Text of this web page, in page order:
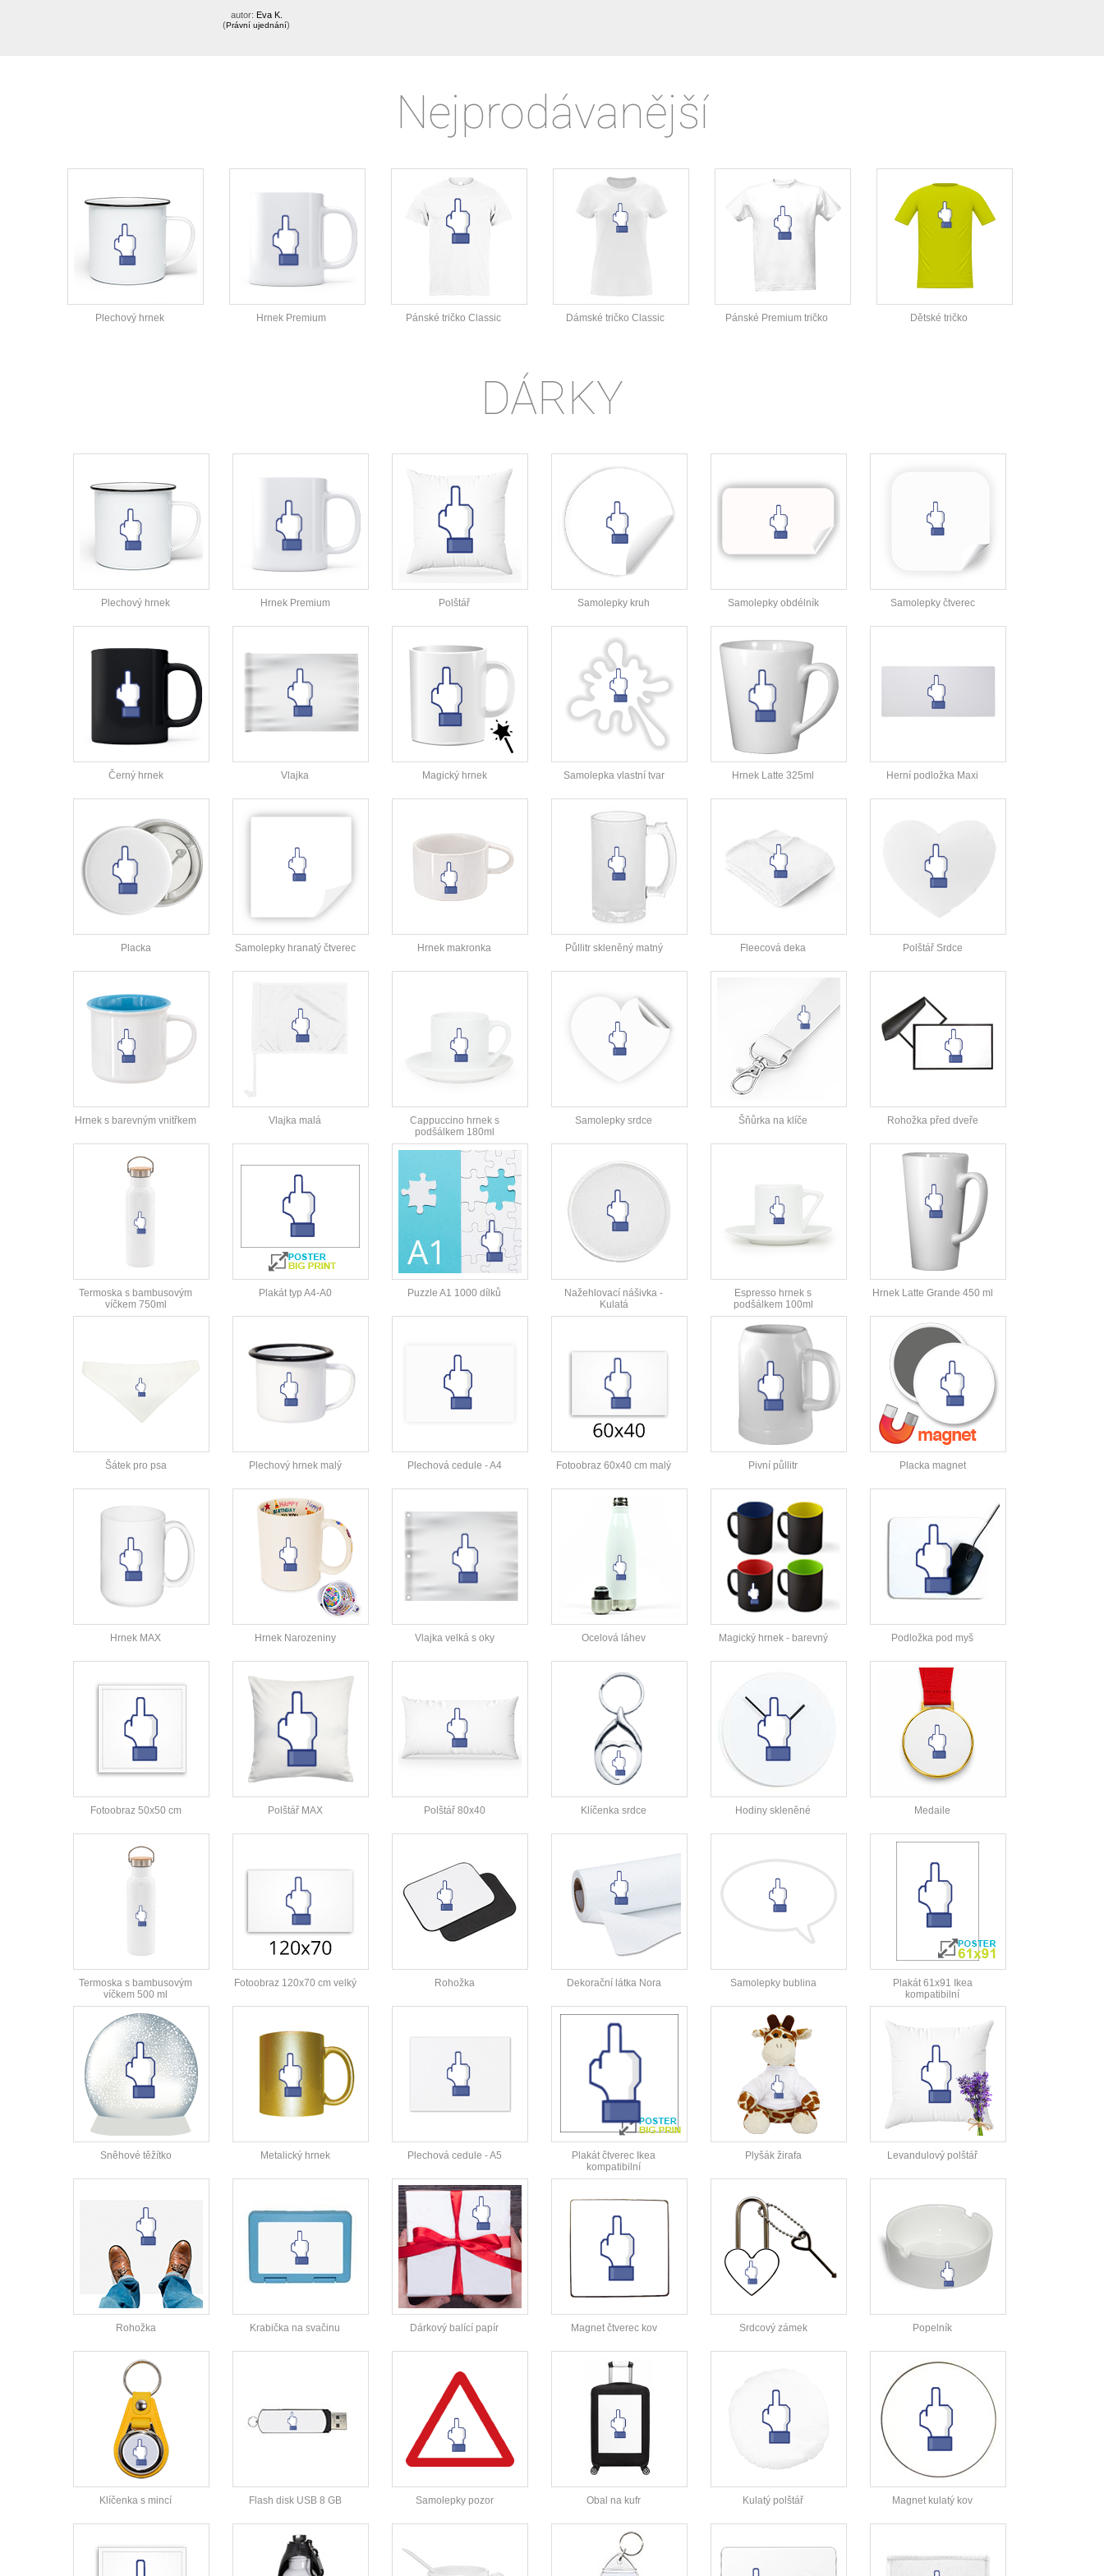
autor: Eva K.
(Právní ujednání)
Nejprodávanější
Plechový hrnek Hrnek Premium Pánské tričko Classic Dámské tričko Classic Pánské Premium tričko Dětské tričko
DÁRKY
Plechový hrnek Hrnek Premium Polštář Samolepky kruh Samolepky obdélník Samolepky čtverec
Černý hrnek Vlajka Magický hrnek Samolepka vlastní tvar Hrnek Latte 325ml Herní podložka Maxi
Placka Samolepky hranatý čtverec Hrnek makronka Půllitr skleněný matný Fleecová deka Polštář Srdce
Hrnek s barevným vnitřkem Vlajka malá
Cappuccino hrnek s
podšálkem 180ml
Samolepky srdce Šňůrka na klíče Rohožka před dveře
Termoska s bambusovým
víčkem 750ml
Plakát typ A4-A0 Puzzle A1 1000 dílků
Nažehlovací nášivka -
Kulatá
Espresso hrnek s
podšálkem 100ml
Hrnek Latte Grande 450 ml
Šátek pro psa Plechový hrnek malý Plechová cedule - A4 Fotoobraz 60x40 cm malý Pivní půllitr Placka magnet
Hrnek MAX Hrnek Narozeniny Vlajka velká s oky Ocelová láhev Magický hrnek - barevný Podložka pod myš
Fotoobraz 50x50 cm Polštář MAX Polštář 80x40 Klíčenka srdce Hodiny skleněné Medaile
Termoska s bambusovým
víčkem 500 ml
Fotoobraz 120x70 cm velký Rohožka Dekorační látka Nora Samolepky bublina
Plakát 61x91 Ikea
kompatibilní
Sněhové těžítko Metalický hrnek Plechová cedule - A5
Plakát čtverec Ikea
kompatibilní
Plyšák žirafa Levandulový polštář
Rohožka Krabička na svačinu Dárkový balící papír Magnet čtverec kov Srdcový zámek Popelník
Klíčenka s mincí Flash disk USB 8 GB Samolepky pozor Obal na kufr Kulatý polštář Magnet kulatý kov